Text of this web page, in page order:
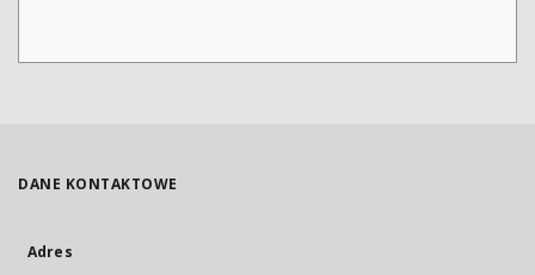
DANE KONTAKTOWE
Adres